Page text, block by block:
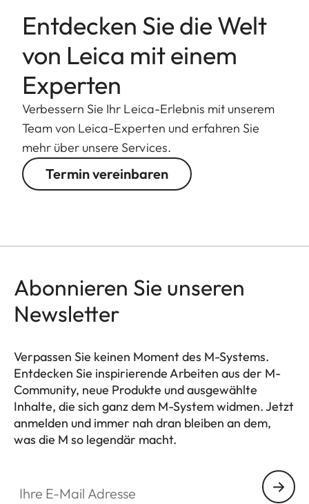
Entdecken Sie die Welt
von Leica mit einem
Experten
Verbessern Sie Ihr Leica-Erlebnis mit unserem
Team von Leica-Experten und erfahren Sie
mehr über unsere Services.
Termin vereinbaren
Abonnieren Sie unseren
Newsletter
Verpassen Sie keinen Moment des M-Systems.
Entdecken Sie inspirierende Arbeiten aus der M-
Community, neue Produkte und ausgewählte
Inhalte, die sich ganz dem M-System widmen. Jetzt
anmelden und immer nah dran bleiben an dem,
was die M so legendär macht.